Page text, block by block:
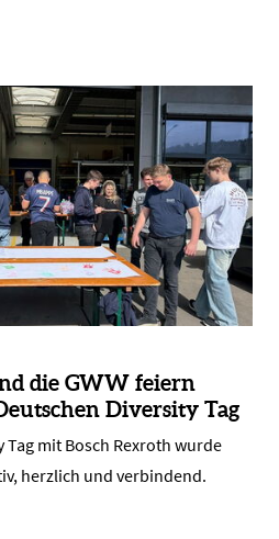
die GWW feiern
Diversity Tag
Tag mit Bosch Rexroth wurde
herzlich und verbindend.